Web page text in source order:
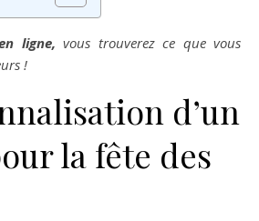
ligne, vous trouverez ce que vous
!
d’un
la fête des